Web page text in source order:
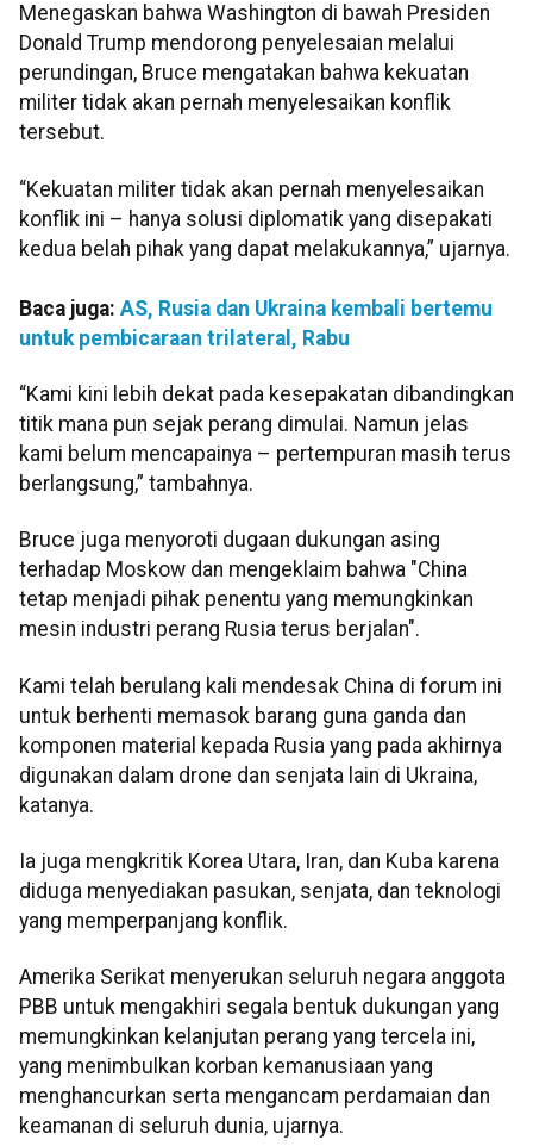
Menegaskan bahwa Washington di bawah Presiden
Donald Trump mendorong penyelesaian melalui
perundingan, Bruce mengatakan bahwa kekuatan
militer tidak akan pernah menyelesaikan konflik
tersebut.
“Kekuatan militer tidak akan pernah menyelesaikan
konflik ini – hanya solusi diplomatik yang disepakati
kedua belah pihak yang dapat melakukannya,” ujarnya.
Baca juga: AS, Rusia dan Ukraina kembali bertemu
untuk pembicaraan trilateral, Rabu
“Kami kini lebih dekat pada kesepakatan dibandingkan
titik mana pun sejak perang dimulai. Namun jelas
kami belum mencapainya – pertempuran masih terus
berlangsung,” tambahnya.
Bruce juga menyoroti dugaan dukungan asing
terhadap Moskow dan mengeklaim bahwa "China
tetap menjadi pihak penentu yang memungkinkan
mesin industri perang Rusia terus berjalan".
Kami telah berulang kali mendesak China di forum ini
untuk berhenti memasok barang guna ganda dan
komponen material kepada Rusia yang pada akhirnya
digunakan dalam drone dan senjata lain di Ukraina,
katanya.
Ia juga mengkritik Korea Utara, Iran, dan Kuba karena
diduga menyediakan pasukan, senjata, dan teknologi
yang memperpanjang konflik.
Amerika Serikat menyerukan seluruh negara anggota
PBB untuk mengakhiri segala bentuk dukungan yang
memungkinkan kelanjutan perang yang tercela ini,
yang menimbulkan korban kemanusiaan yang
menghancurkan serta mengancam perdamaian dan
keamanan di seluruh dunia, ujarnya.